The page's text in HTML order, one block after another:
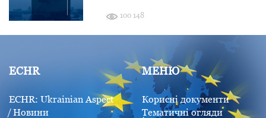
100 148
ECHR
ECHR: Ukrainian Aspect
Новини
МЕНЮ
Корисні документи
Тематичні огляди